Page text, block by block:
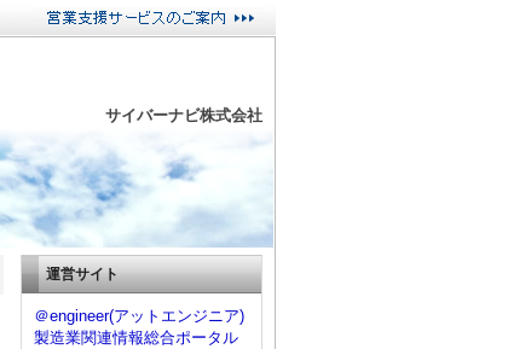
サイバーナビ株式会社
運営サイト
＠engineer(アットエンジニア)
製造業関連情報総合ポータル